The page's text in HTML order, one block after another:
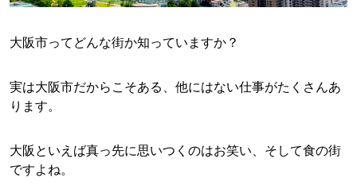
大阪市ってどんな街か知っていますか？
実は大阪市だからこそある、他にはない仕事がたくさんあ
ります。
大阪といえば真っ先に思いつくのはお笑い、そして食の街
ですよね。